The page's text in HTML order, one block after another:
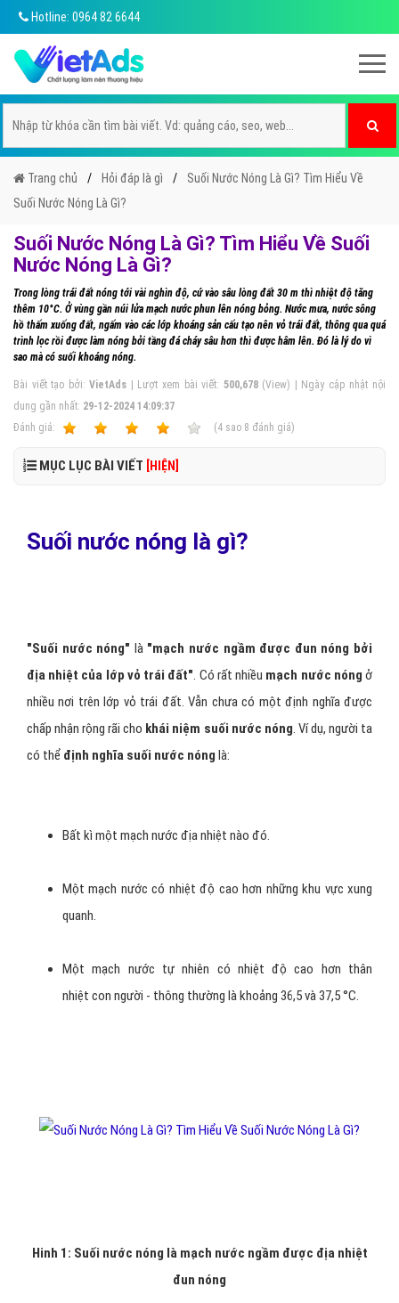
Hotline: 0964 82 6644
Trang chủ Hỏi đáp là gì
Suối Nước Nóng Là Gì? Tìm Hiểu Về
Suối Nước Nóng Là Gì?
Suối Nước Nóng Là Gì? Tìm Hiểu Về Suối
Nước Nóng Là Gì?
Trong lòng trái đất nóng tới vài nghìn độ, cứ vào sâu lòng đất 30 m thì nhiệt độ tăng
thêm 10°C. Ở vùng gần núi lửa mạch nước phun lên nóng bỏng. Nước mưa, nước sông
hồ thấm xuống đất, ngấm vào các lớp khoáng sản cấu tạo nên vỏ trái đất, thông qua quá
trình lọc rồi được làm nóng bởi tầng đá cháy sâu hơn thì được hâm lên. Đó là lý do vì
sao mà có suối khoáng nóng.
Bài viết tạo bởi:VietAds | Lượt xem bài viết: 500,678(View) | Ngày cập nhật nội
dung gần nhất: 29-12-2024 14:09:37
Ðánh giá:
(4 sao 8 đánh giá)
MỤC LỤC BÀI VIẾT [HIỆN]
Suối nước nóng là gì?
"Suối nước nóng" là "mạch nước ngầm được đun nóng bởi
địa nhiệt của lớp vỏ trái đất". Có rất nhiều mạch nước nóng ở
nhiều nơi trên lớp vỏ trái đất. Vẫn chưa có một định nghĩa được
chấp nhận rộng rãi cho khái niệm suối nước nóng. Ví dụ, người ta
có thể định nghĩa suối nước nóng là:
Bất kì một mạch nước địa nhiệt nào đó.
Một mạch nước có nhiệt độ cao hơn những khu vực xung
quanh.
Một mạch nước tự nhiên có nhiệt độ cao hơn thân
nhiệt con người - thông thường là khoảng 36,5 và 37,5 °C.
Hinh 1: Suối nước nóng là mạch nước ngầm được địa nhiệt
đun nóng